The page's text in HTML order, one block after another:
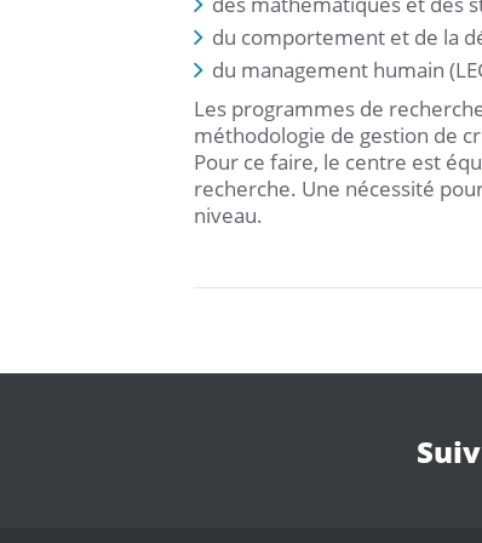
du comportement et de la
du management humain
Les programmes de
méthodologie de gestion de
Pour ce faire, le centre est
recherche. Une nécessité
niveau.